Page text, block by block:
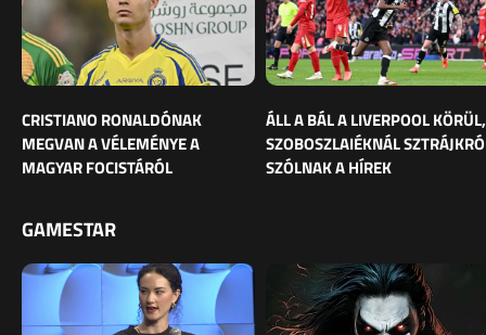
CRISTIANO RONALDÓNAK
MEGVAN A VÉLEMÉNYE A
MAGYAR FOCISTÁRÓL
ÁLL A BÁL A LIVERPOOL KÖRÜL,
SZOBOSZLAIÉKNÁL
SZÓLNAK A HÍREK
GAMESTAR